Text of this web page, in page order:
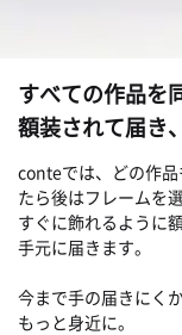
すべての作品を
額装されて届き
conteでは、どの作
たら後はフレームを
すぐに飾れるように
手元に届きます。
今まで手の届きにく
もっと身近に。